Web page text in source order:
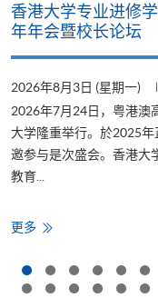
香港大学专业进修
年年会暨校长论坛
2026年8月3日 (星期一)
2026年7月24日，粤港澳
大学隆重举行。於2025
邀参与是次盛会。香港大
教育...
更多 香
港
学
专
业